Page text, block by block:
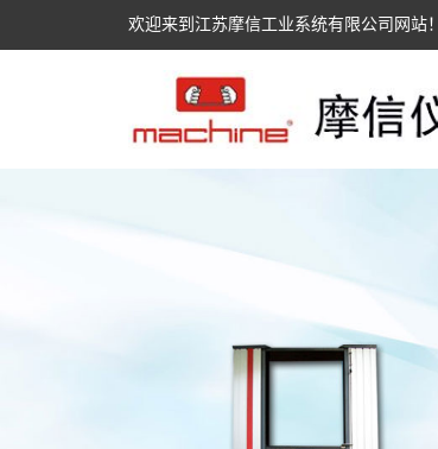
欢迎来到江苏摩信工业系统有限公司网站！